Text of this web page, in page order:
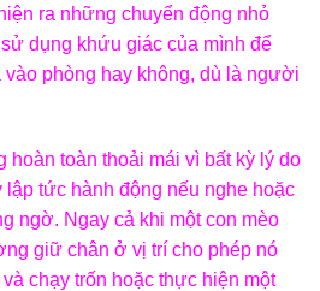
ra những chuyển động nhỏ
dụng khứu giác của mình để
vào phòng hay không, dù là người
hoàn toàn thoải mái vì bất kỳ lý do
lập tức hành động nếu nghe hoặc
ngờ. Ngay cả khi một con mèo
giữ chân ở vị trí cho phép nó
chạy trốn hoặc thực hiện một